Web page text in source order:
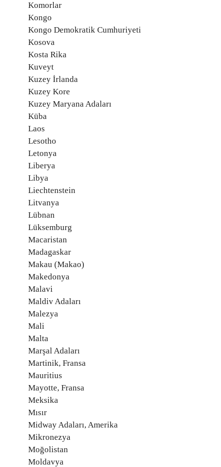
Komorlar
Kongo
Kongo Demokratik Cumhuriyeti
Kosova
Kosta Rika
Kuveyt
Kuzey İrlanda
Kuzey Kore
Kuzey Maryana Adaları
Küba
Laos
Lesotho
Letonya
Liberya
Libya
Liechtenstein
Litvanya
Lübnan
Lüksemburg
Macaristan
Madagaskar
Makau (Makao)
Makedonya
Malavi
Maldiv Adaları
Malezya
Mali
Malta
Marşal Adaları
Martinik, Fransa
Mauritius
Mayotte, Fransa
Meksika
Mısır
Midway Adaları, Amerika
Mikronezya
Moğolistan
Moldavya